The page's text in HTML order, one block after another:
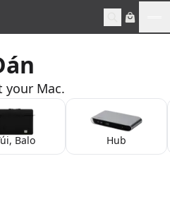
your Mac.
Balo Hub